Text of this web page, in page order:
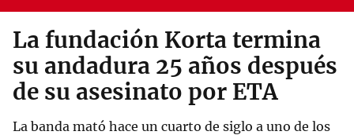
La fundación Korta termina
su andadura 25 años después
de su asesinato por ETA
La banda mató hace un cuarto de siglo a uno de los